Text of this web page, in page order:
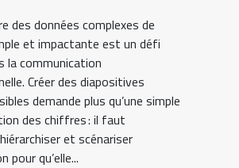
des données complexes de
et impactante est un défi
la communication
Créer des diapositives
demande plus qu’une simple
des chiffres : il faut
et scénariser
pour qu’elle...